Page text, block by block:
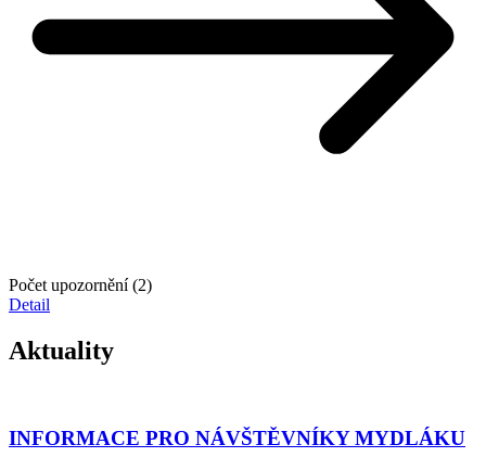
Počet upozornění (2)
Detail
Aktuality
INFORMACE PRO NÁVŠTĚVNÍKY MYDLÁKU